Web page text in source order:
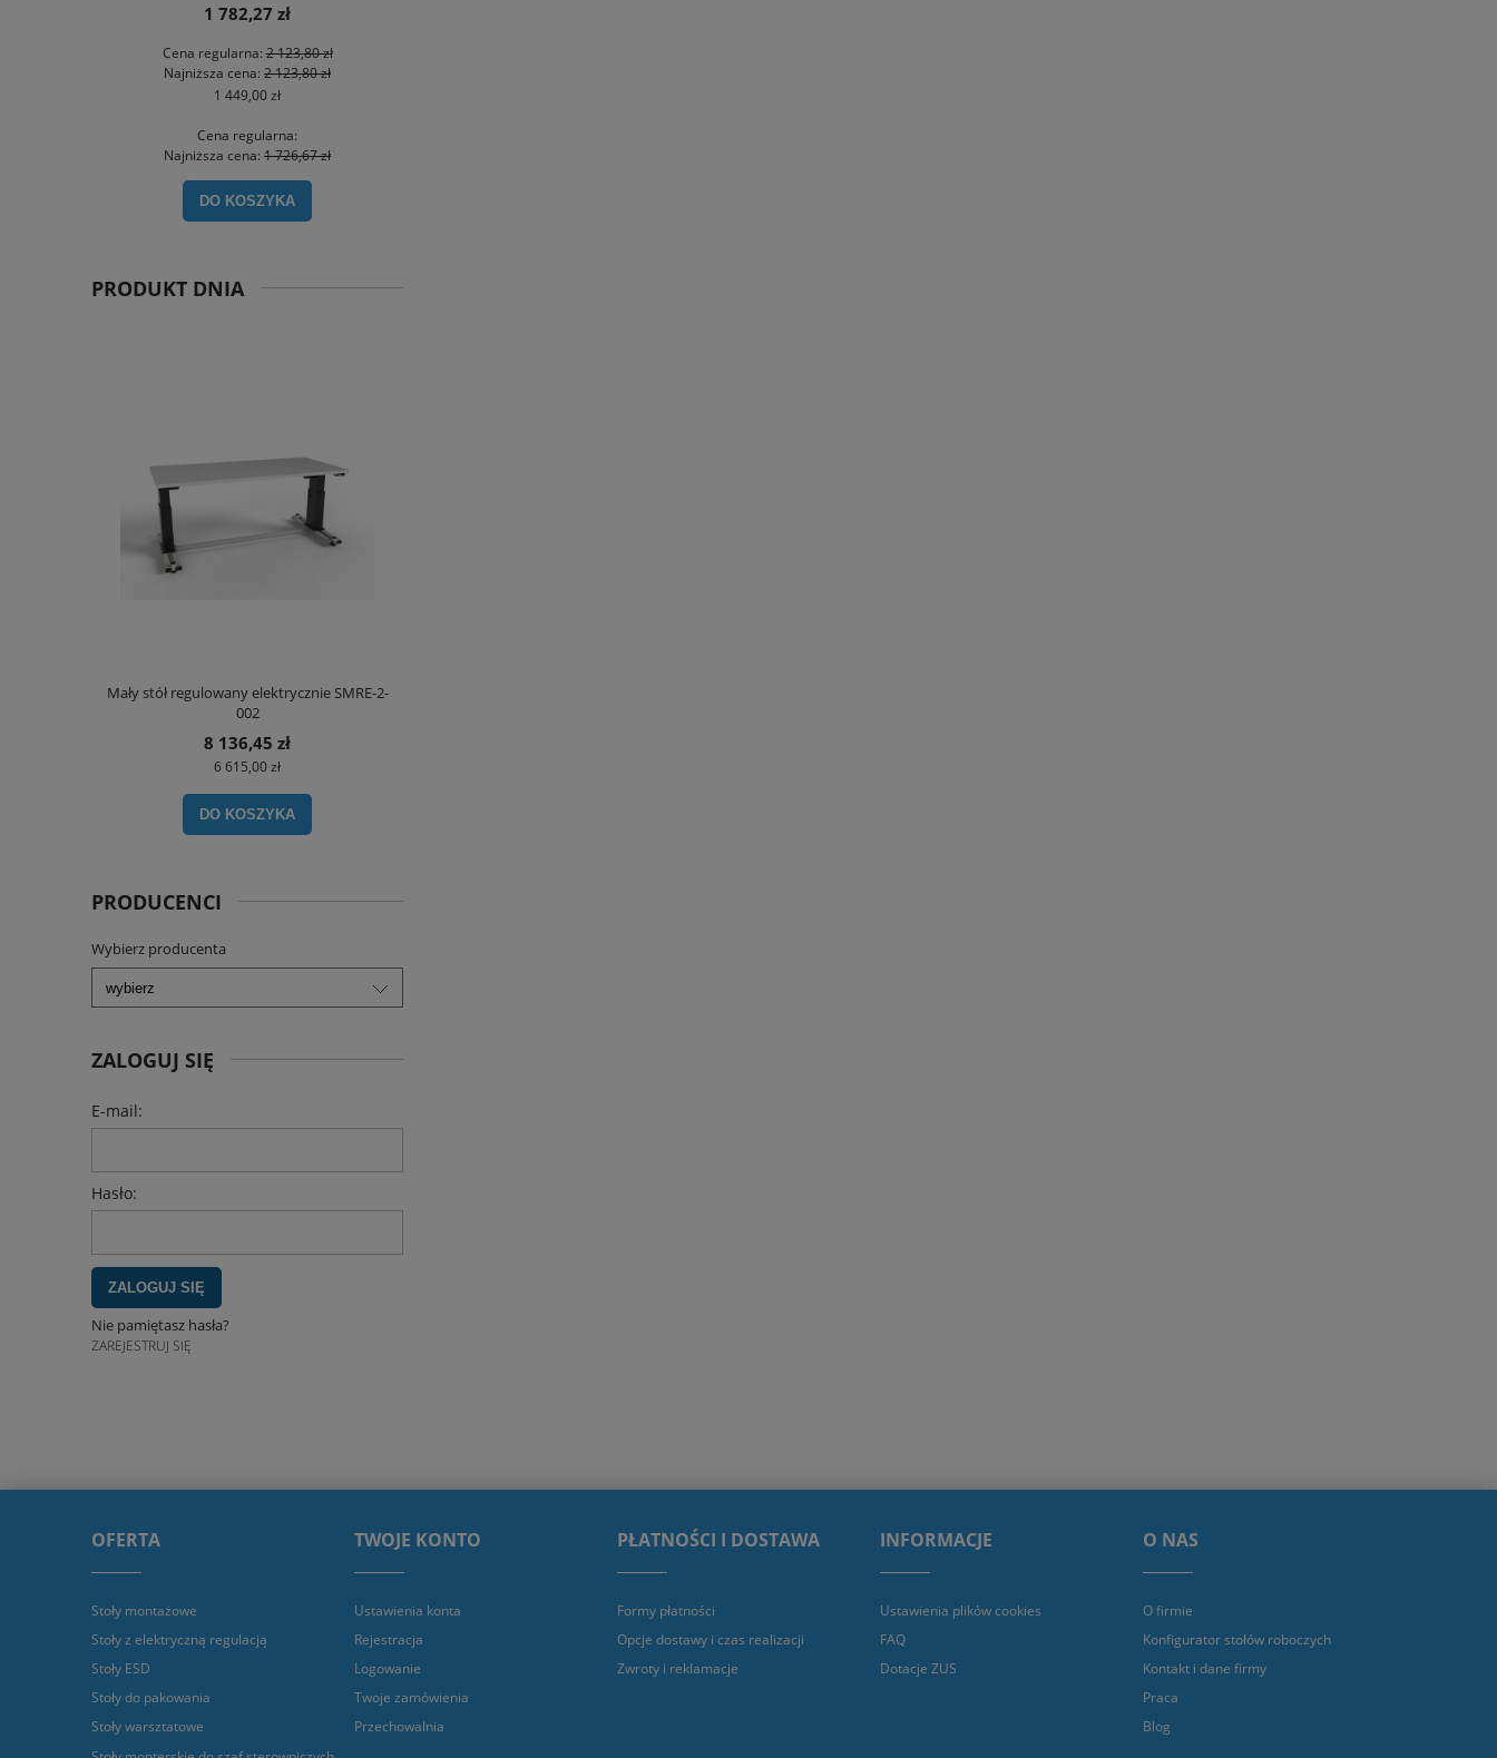
1 782,27 zł
Cena regularna:2 123,80 zł
Najniższa cena: 2 123,80 zł
1 449,00 zł
Cena regularna:
Najniższa cena: 1 726,67 zł
DO KOSZYKA
PRODUKT DNIA
Mały stół regulowany elektrycznie SMRE-2-
002
8 136,45 zł
6 615,00 zł
DO KOSZYKA
PRODUCENCI
Wybierz producenta
ZALOGUJ SIĘ
E-mail:
Hasło:
ZALOGUJ SIĘ
Nie pamiętasz hasła?
ZAREJESTRUJ SIĘ
OFERTA
Stoły montażowe
Stoły z elektryczną regulacją
Stoły ESD
Stoły do pakowania
Stoły warsztatowe
TWOJE KONTO
Ustawienia konta
Rejestracja
Logowanie
Twoje zamówienia
Przechowalnia
PŁATNOŚCI I DOSTAWA
Formy płatności
Opcje dostawy i czas realizacji
Zwroty i reklamacje
INFORMACJE
Ustawienia plików cookies
FAQ
Dotacje ZUS
O NAS
O firmie
Konfigurator stołów roboczych
Kontakt i dane firmy
Praca
Blog